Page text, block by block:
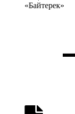
«Байтерек»